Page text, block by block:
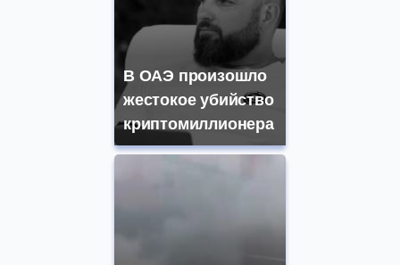
В ОАЭ произошло
жестокое убийство
криптомиллионера